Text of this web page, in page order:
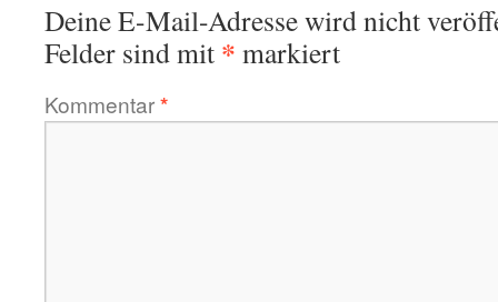
Deine E-Mail-Adresse wird nicht
Felder sind mit * markiert
Kommentar*